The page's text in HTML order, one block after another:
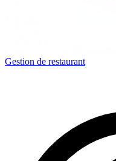
Gestion de restaurant